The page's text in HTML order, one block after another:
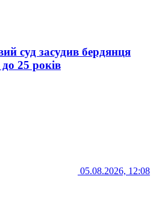
суд засудив бердянця
25 років
05.08.2026, 12:08